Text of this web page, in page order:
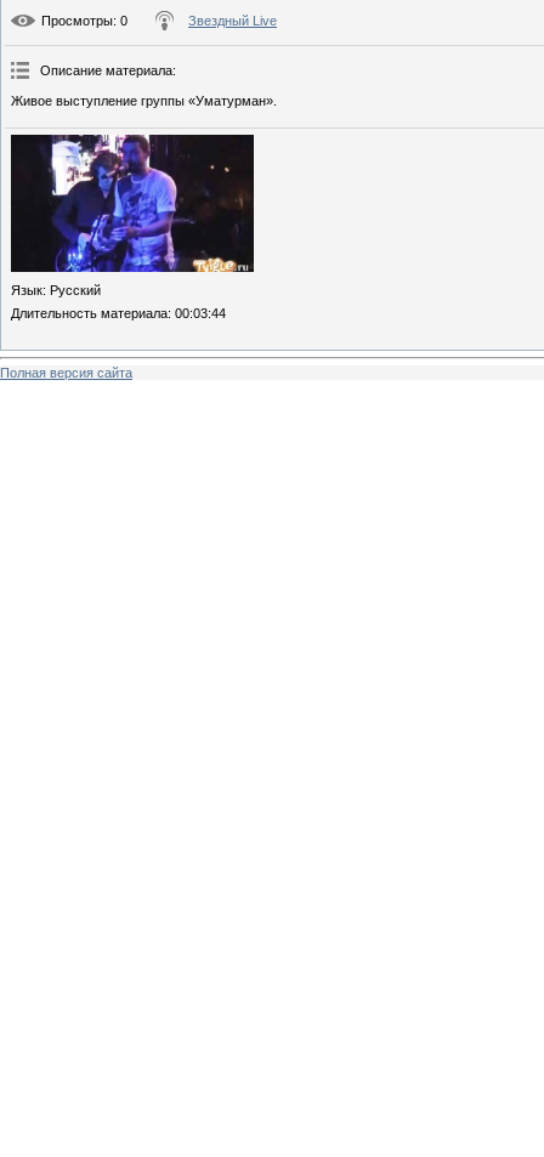
Просмотры: 0 Звездный Live
Описание материала:
Живое выступление группы «Уматурман».
Язык: Русский
Длительность материала: 00:03:44
Полная версия сайта